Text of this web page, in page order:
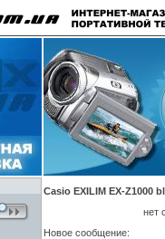
Casio EXILIM EX-Z1000
нет
Новое сообщение: